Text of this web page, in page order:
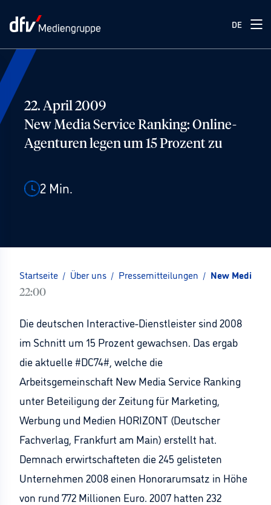
DE
22. April 2009
New Media Service Ranking: Online-
Agenturen legen um 15 Prozent zu
2 Min.
Startseite / Über uns / Pressemitteilungen / New Media
22:00
Die deutschen Interactive-Dienstleister sind 2008
im Schnitt um 15 Prozent gewachsen. Das ergab
die aktuelle #DC74#, welche die
Arbeitsgemeinschaft New Media Service Ranking
unter Beteiligung der Zeitung für Marketing,
Werbung und Medien HORIZONT (Deutscher
Fachverlag, Frankfurt am Main) erstellt hat.
Demnach erwirtschafteten die 245 gelisteten
Unternehmen 2008 einen Honorarumsatz in Höhe
von rund 772 Millionen Euro. 2007 hatten 232